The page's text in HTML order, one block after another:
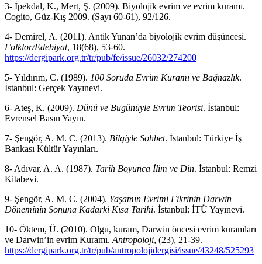
3- İpekdal, K., Mert, Ş. (2009). Biyolojik evrim ve evrim kuramı.
Cogito, Güz-Kış 2009. (Sayı 60-61), 92/126.
4- Demirel, A. (2011). Antik Yunan’da biyolojik evrim düşüncesi.
Folklor/Edebiyat, 18(68), 53-60.
https://dergipark.org.tr/tr/pub/fe/issue/26032/274200
5- Yıldırım, C. (1989). 100 Soruda Evrim Kuramı ve Bağnazlık.
İstanbul: Gerçek Yayınevi.
6- Ateş, K. (2009). Dünü ve Bugünüyle Evrim Teorisi. İstanbul:
Evrensel Basın Yayın.
7- Şengör, A. M. C. (2013). Bilgiyle Sohbet. İstanbul: Türkiye İş
Bankası Kültür Yayınları.
8- Adıvar, A. A. (1987). Tarih Boyunca İlim ve Din. İstanbul: Remzi
Kitabevi.
9- Şengör, A. M. C. (2004). Yaşamın Evrimi Fikrinin Darwin
Döneminin Sonuna Kadarki Kısa Tarihi. İstanbul: İTÜ Yayınevi.
10- Öktem, Ü. (2010). Olgu, kuram, Darwin öncesi evrim kuramları
ve Darwin’in evrim Kuramı. Antropoloji, (23), 21-39.
https://dergipark.org.tr/tr/pub/antropolojidergisi/issue/43248/525293